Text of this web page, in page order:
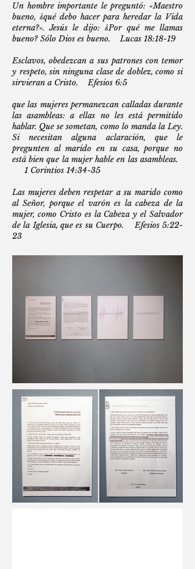
Un hombre importante le preguntó: «Maestro
bueno, ¿qué debo hacer para heredar la Vida
eterna?». Jesús le dijo: ¿Por qué me llamas
bueno? Sólo Dios es bueno. Lucas 18:18-19
Esclavos, obedezcan a sus patrones con temor
y respeto, sin ninguna clase de doblez, como si
sirvieran a Cristo. Efesios 6:5
que las mujeres permanezcan calladas durante
las asambleas: a ellas no les está permitido
hablar. Que se sometan, como lo manda la Ley.
Si necesitan alguna aclaración, que le
pregunten al marido en su casa, porque no
está bien que la mujer hable en las asambleas.
1 Corintios 14:34-35
Las mujeres deben respetar a su marido como
al Señor, porque el varón es la cabeza de la
mujer, como Cristo es la Cabeza y el Salvador
de la Iglesia, que es su Cuerpo. Efesios 5:22-
23